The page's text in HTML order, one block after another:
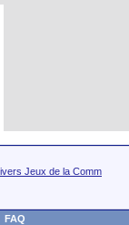
Jeux de la Comm
FAQ